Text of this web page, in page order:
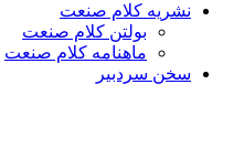
نشریه کلام صنعت
بولتن کلام صنعت
ماهنامه کلام صنعت
سخن سردبیر